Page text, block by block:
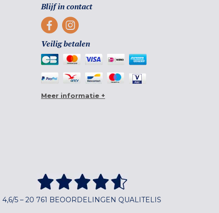
Blijf in contact
Veilig betalen
Meer informatie +
4,6/5 – 20 761 BEOORDELINGEN QUALITELIS